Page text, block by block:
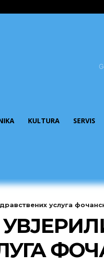
KULTURA SERVIS
услуга